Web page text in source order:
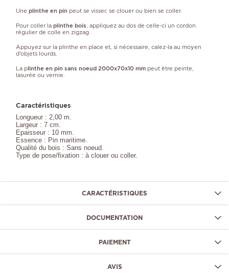
Une plinthe en pin peut se visser, se clouer ou bien se coller.
Pour coller la plinthe bois , appliquez au dos de celle-ci un cordon
régulier de colle en zigzag.
Appuyez sur la plinthe en place et, si nécessaire, calez-la au moyen
d’objets lourds.
La plinthe en pin sans noeud 2000x70x10 mm peut être peinte,
lasurée ou vernie.
Caractéristiques
Longueur : 2,00 m.
Largeur : 7 cm.
Epaisseur : 10 mm.
Essence : Pin maritime.
Qualité du bois : Sans noeud.
Type de pose/fixation : à clouer ou coller.
CARACTÉRISTIQUES
DOCUMENTATION
PAIEMENT
AVIS